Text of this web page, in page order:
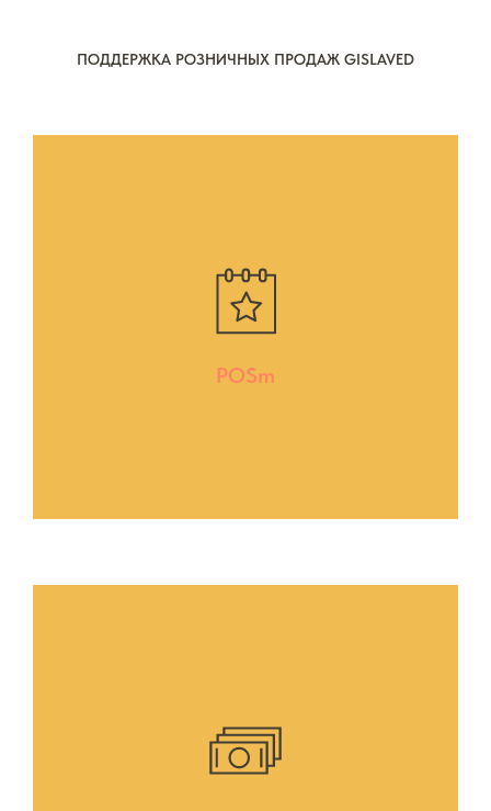
ПОДДЕРЖКА РОЗНИЧНЫХ ПРОДАЖ GISLAVED
POSm